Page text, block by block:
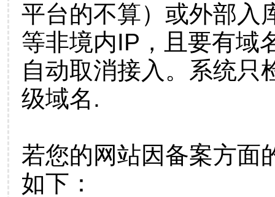
平台的不算）或外部入
等非境内IP，且要有域
自动取消接入。系统只
级域名.
若您的网站因备案方面
如下：